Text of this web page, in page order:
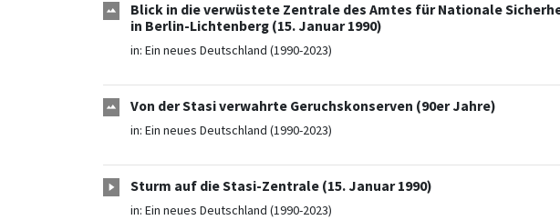
Blick in die verwüstete Zentrale des Amtes für Nationale
in Berlin-Lichtenberg (15. Januar 1990)
in: Ein neues Deutschland (1990-2023)
Von der Stasi verwahrte Geruchskonserven (90er Jahre)
in: Ein neues Deutschland (1990-2023)
Sturm auf die Stasi-Zentrale (15. Januar 1990)
in: Ein neues Deutschland (1990-2023)